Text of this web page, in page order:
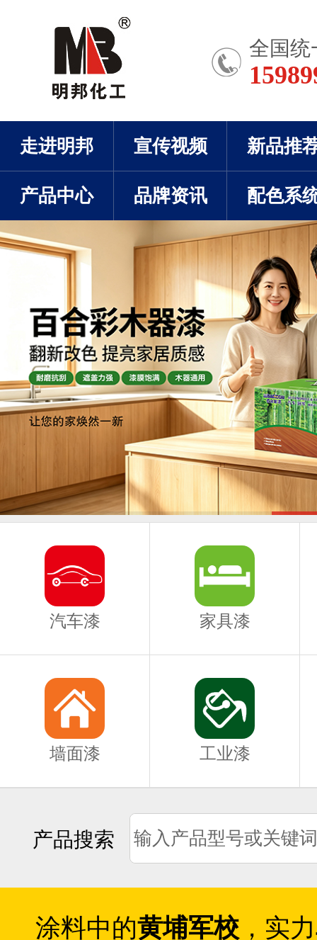
全国统
走进明邦 宣传视频 新品推
产品中心 品牌资讯 配色系
汽车漆 家具漆
墙面漆 工业漆
产品搜索
涂料中的黄埔军校 ，实力